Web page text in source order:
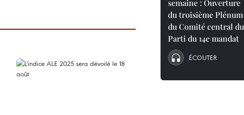
semaine : Ouverture
du troisième Plénum
du Comité central du
Parti du 14e mandat
ÉCOUTER